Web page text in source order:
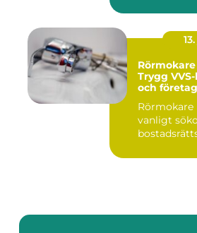
Trygg
och företag
Rörmokare
vanligt